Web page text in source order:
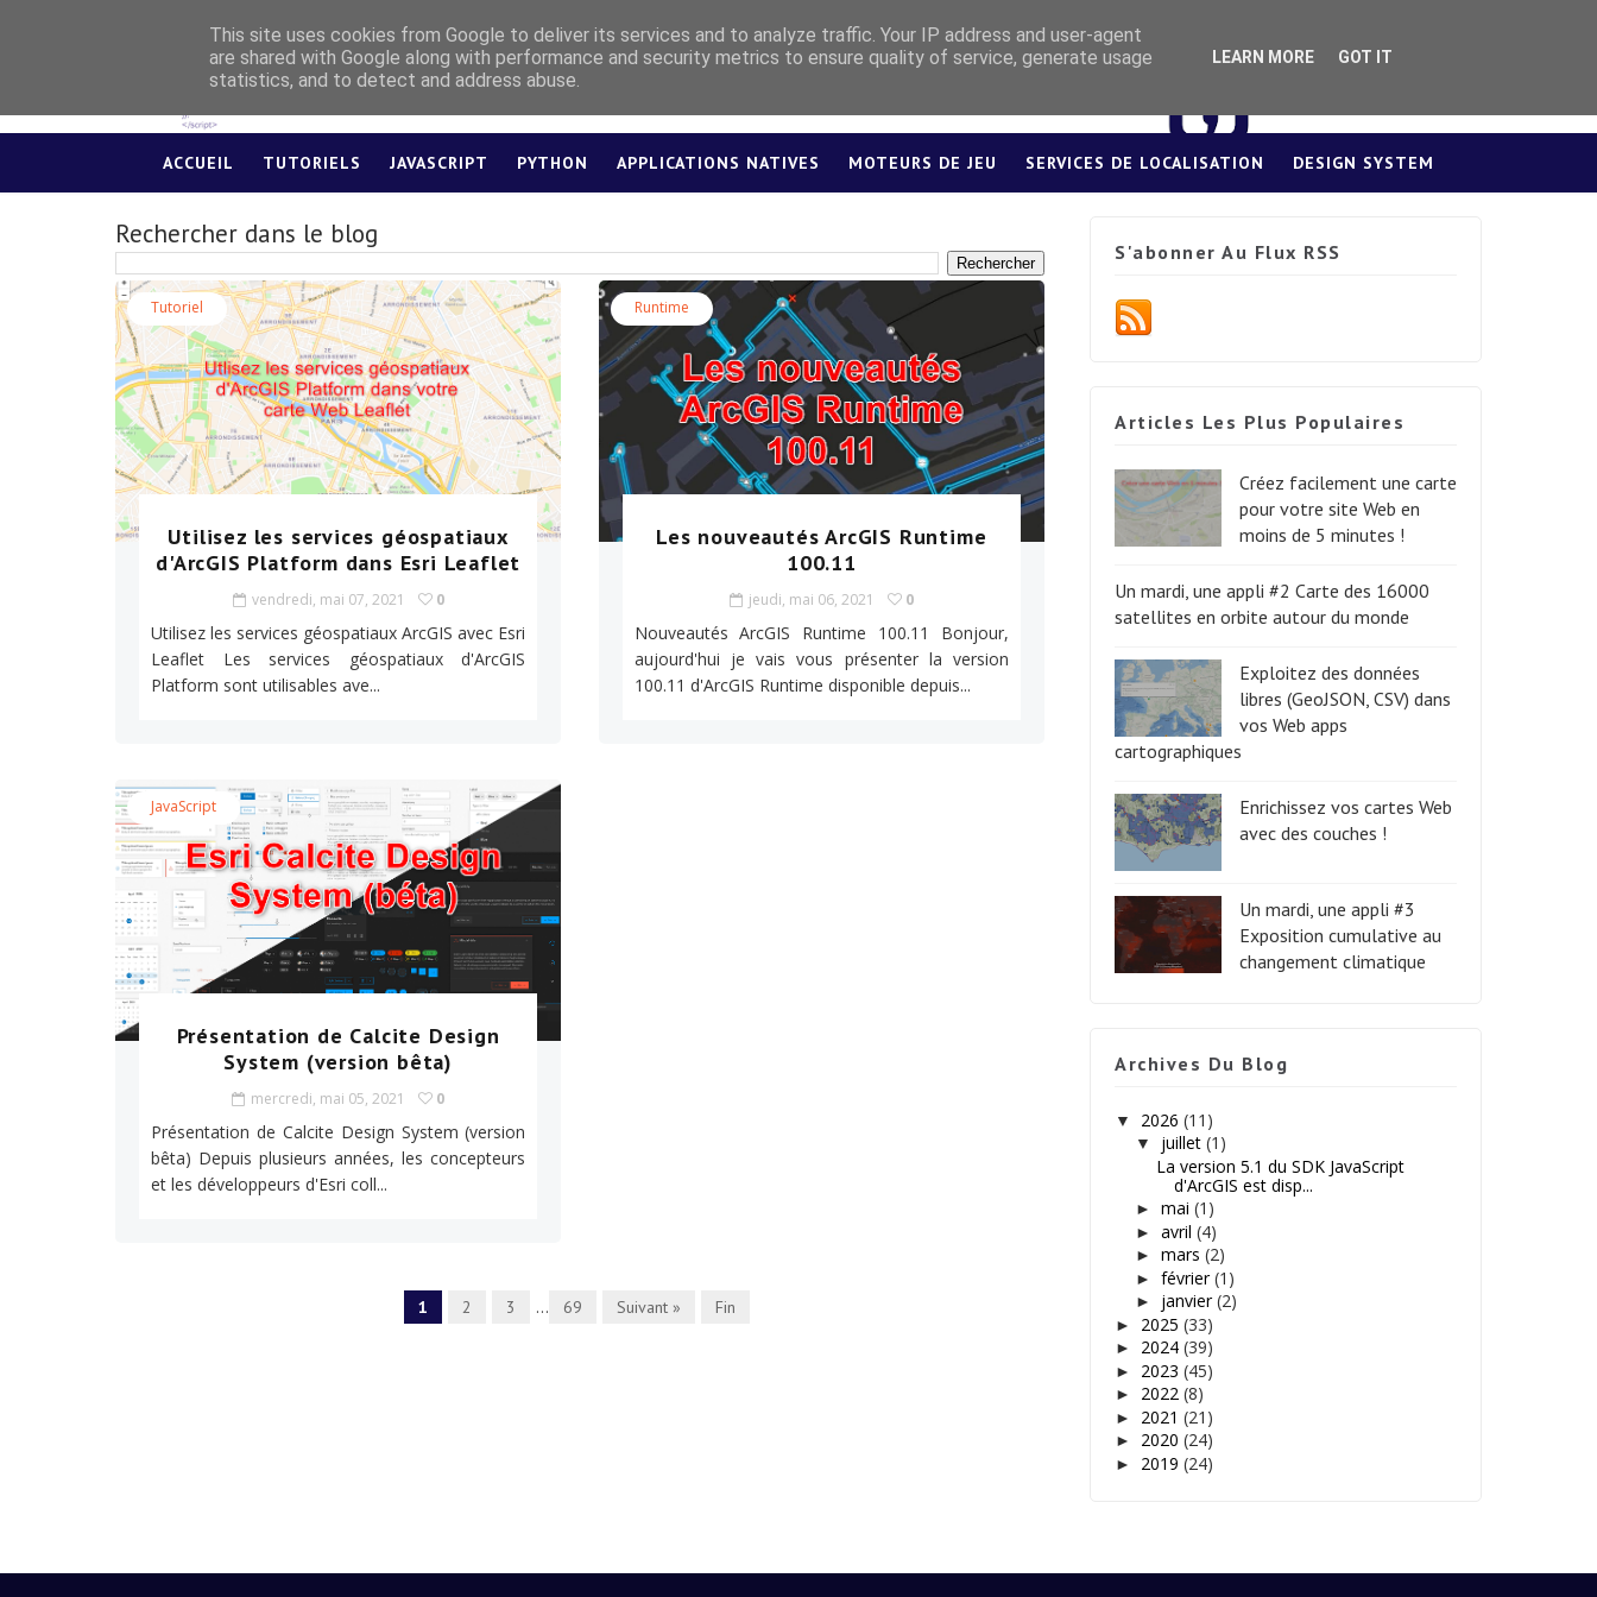
ACCUEIL TUTORIELS JAVASCRIPT PYTHON APPLICATIONS NATIVES MOTEURS DE JEU SERVICES DE LOCALISATION DESIGN SYSTEM
Rechercher dans le blog
Tutoriel
Utilisez les services géospatiaux
d'ArcGIS Platform dans Esri Leaflet
vendredi, mai 07, 2021 0
Utilisez les services géospatiaux ArcGIS avec Esri
Leaflet Les services géospatiaux d'ArcGIS
Platform sont utilisables ave...
Runtime
Les nouveautés ArcGIS Runtime
100.11
jeudi, mai 06, 2021 0
Nouveautés ArcGIS Runtime 100.11 Bonjour,
aujourd'hui je vais vous présenter la version
100.11 d'ArcGIS Runtime disponible depuis...
JavaScript
Présentation de Calcite Design
System (version bêta)
mercredi, mai 05, 2021 0
Présentation de Calcite Design System (version
bêta) Depuis plusieurs années, les concepteurs
et les développeurs d'Esri coll...
1 2 3 ... 69 Suivant » Fin
S'abonner Au Flux RSS
Articles Les Plus Populaires
Créez facilement une carte
pour votre site Web en
moins de 5 minutes !
Un mardi, une appli #2 Carte des 16000
satellites en orbite autour du monde
Exploitez des données
libres (GeoJSON, CSV) dans
vos Web apps
cartographiques
Enrichissez vos cartes Web
avec des couches !
Un mardi, une appli #3
Exposition cumulative au
changement climatique
Archives Du Blog
▼ 2026 (11)
▼ juillet (1)
La version 5.1 du SDK JavaScript
d'ArcGIS est disp...
► mai (1)
► avril (4)
► mars (2)
► février(1)
► janvier(2)
► 2025 (33)
► 2024 (39)
► 2023 (45)
► 2022 (8)
► 2021 (21)
► 2020 (24)
► 2019 (24)
This site uses cookies from Google to deliver its services and to analyze traffic. Your IP address and user-agent
are shared with Google along with performance and security metrics to ensure quality of service, generate usage
statistics, and to detect and address abuse.
LEARN MORE GOT IT